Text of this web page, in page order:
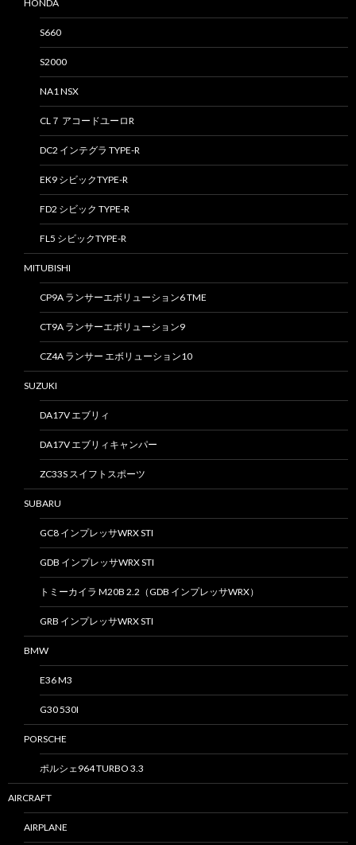
HONDA
S660
S2000
NA1 NSX
CL７ アコードユーロR
DC2 インテグラ TYPE-R
EK9 シビックTYPE-R
FD2 シビック TYPE-R
FL5 シビックTYPE-R
MITUBISHI
CP9A ランサーエボリューション6 TME
CT9A ランサーエボリューション9
CZ4A ランサー エボリューション10
SUZUKI
DA17V エブリィ
DA17V エブリィキャンパー
ZC33S スイフトスポーツ
SUBARU
GC8 インプレッサWRX STI
GDB インプレッサWRX STI
トミーカイラ M20B 2.2（GDB インプレッサWRX）
GRB インプレッサWRX STI
BMW
E36 M3
G30 530I
PORSCHE
ポルシェ964 TURBO 3.3
AIRCRAFT
AIRPLANE